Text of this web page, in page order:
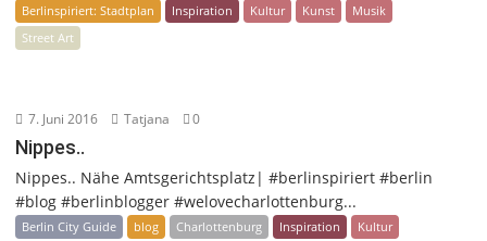
Berlinspiriert: Stadtplan Inspiration Kultur Kunst
Musik
Street Art
7. Juni 2016 Tatjana 0
Nippes..
Nippes.. Nähe Amtsgerichtsplatz| #berlinspiriert #berlin
#blog #berlinblogger #welovecharlottenburg...
Berlin City Guide blog Charlottenburg Inspiration Kultur